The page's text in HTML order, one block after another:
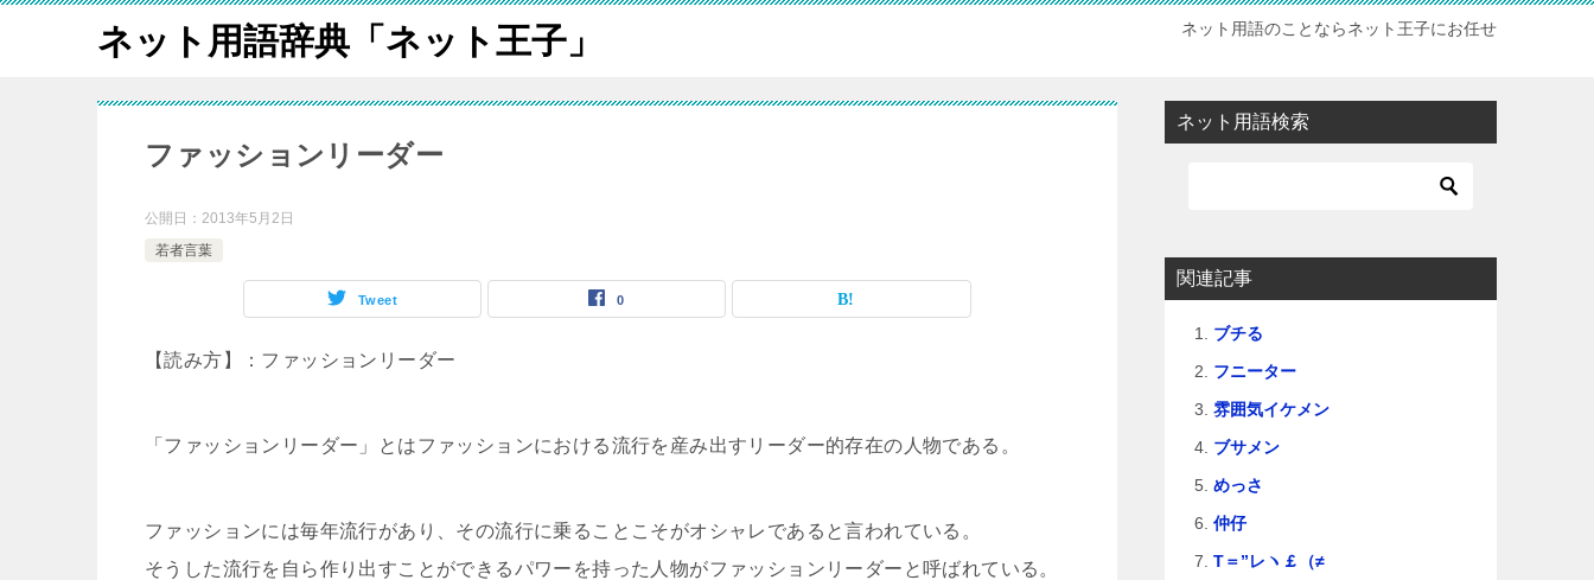
ネット用語辞典「ネット王子」 ネット用語のことならネット王子にお任せ
ファッションリーダー
公開日： 2013年5月2日
若者言葉
Tweet 0
【読み方】：ファッションリーダー
「ファッションリーダー」とはファッションにおける流行を産み出すリーダー的存在の人物である。
ファッションには毎年流行があり、その流行に乗ることこそがオシャレであると言われている。
そうした流行を自ら作り出すことができるパワーを持った人物がファッションリーダーと呼ばれている。
ネット用語検索
関連記事
ブチる
フニーター
雰囲気イケメン
ブサメン
めっさ
仲仔
T＝”レヽ￡（≠